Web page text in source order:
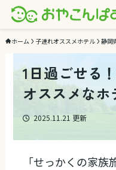
ホーム 子連れオススメホテル 静岡
1日過ごせる
オススメな
2025.11.21 更新
「せっかくの家